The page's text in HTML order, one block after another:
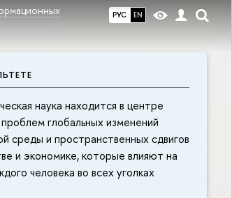
РУС EN
наука находится в центре
проблем глобальных изменений
среды и пространственных сдвигов
и экономике, которые влияют на
человека во всех уголках